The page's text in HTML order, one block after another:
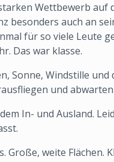
Wettbewerb
besonders auch an
für so viele Leute
Das war klasse.
Sonne, Windstille
und
In- und Ausland.
Große, weite